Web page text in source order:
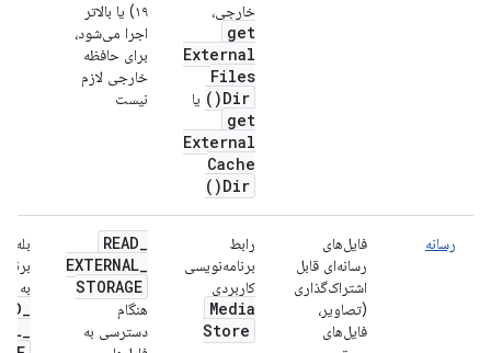
خارجی،
get
External
Files
Dir(
) یا
get
External
Cache
Dir(
)
۱۹) یا بالاتر
اجرا می‌شود،
برای حافظه
خارجی لازم
نیست
رسانه
فایل‌های
رسانه‌ای قابل
اشتراک‌گذاری
(تصاویر،
فایل‌های
رابط
برنامه‌نویسی
کاربردی
Media
Store
READ_
EXTERNAL_
STORAGE
هنگام
دسترسی به
بله،
به
_
_